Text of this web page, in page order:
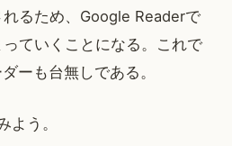
るため、Google Readerで
ていくことになる。これで
ーも台無しである。
よう。